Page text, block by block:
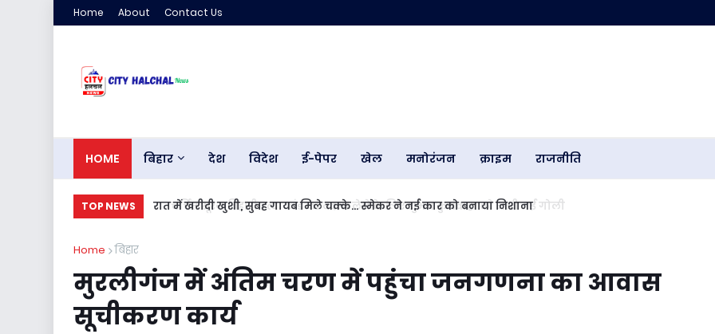
Home About Contact Us
HOME बिहार देश विदेश ई-पेपर खेल मनोरंजन क्राइम राजनीति
TOP NEWS रात में खरीदी खुशी, सुबह गायब मिले चक्के... स्मेकर ने नई कार को बनाया निशाना
Home बिहार
मुरलीगंज में अंतिम चरण में पहुंचा जनगणना का आवास
सूचीकरण कार्य